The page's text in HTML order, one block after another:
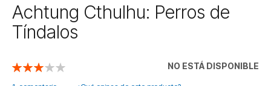
Saltar
al
comienzo
galería
Achtung Cthulhu: Perros de
Tíndalos
NO ESTÁ DISPONIBLE
Valoración: